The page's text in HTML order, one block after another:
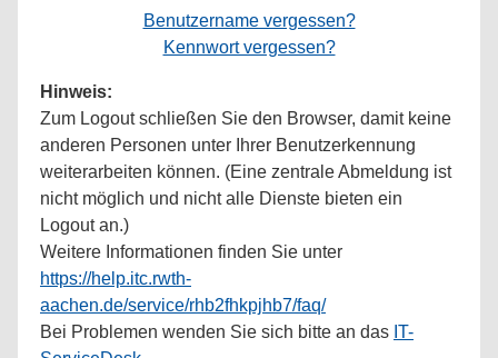
Benutzername vergessen?
Kennwort vergessen?
Hinweis:
Zum Logout schließen Sie den Browser, damit keine
anderen Personen unter Ihrer Benutzerkennung
weiterarbeiten können. (Eine zentrale Abmeldung ist
nicht möglich und nicht alle Dienste bieten ein
Logout an.)
Weitere Informationen finden Sie unter
https://help.itc.rwth-
aachen.de/service/rhb2fhkpjhb7/faq/
Bei Problemen wenden Sie sich bitte an das IT-